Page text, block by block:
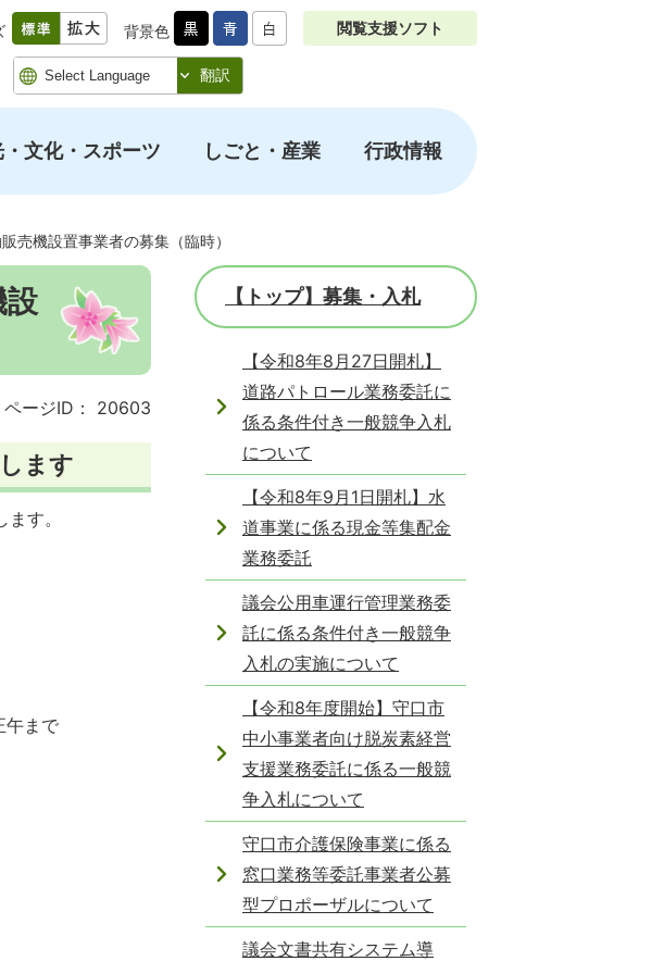
背景色 閲覧支援ソフト
翻訳
文化・スポーツ しごと・産業 行政情報
売機設置事業者の募集（臨時）
設
ページID： 20603
ます
す。
午まで
【トップ】募集・入札
【令和8年8月27日開札】
道路パトロール業務委託に
係る条件付き一般競争入札
について
【令和8年9月1日開札】水
道事業に係る現金等集配金
業務委託
議会公用車運行管理業務委
託に係る条件付き一般競争
入札の実施について
【令和8年度開始】守口市
中小事業者向け脱炭素経営
支援業務委託に係る一般競
争入札について
守口市介護保険事業に係る
窓口業務等委託事業者公募
型プロポーザルについて
議会文書共有システム導